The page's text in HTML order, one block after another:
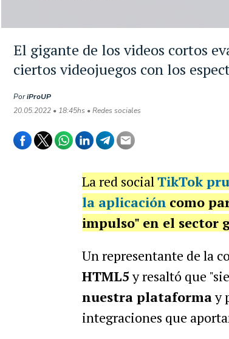
El gigante de los videos cortos
ciertos videojuegos con los
PoriProUP
20.05.2022 • 18:45hs • Redes sociales
La red socialTikTok
la aplicación como
impulso" en el sector
Un representante de la
HTML5y resaltó que
nuestra plataformay
integraciones que